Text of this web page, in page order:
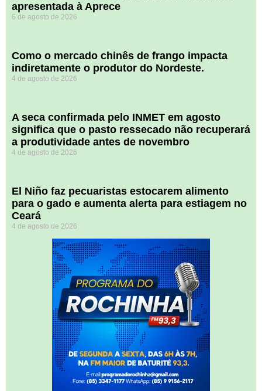
apresentada à Aprece
6 de agosto de 2026
​Como o mercado chinês de frango impacta
indiretamente o produtor do Nordeste.
4 de agosto de 2026
A seca confirmada pelo INMET em agosto
significa que o pasto ressecado não recuperará
a produtividade antes de novembro
4 de agosto de 2026
El Niño faz pecuaristas estocarem alimento
para o gado e aumenta alerta para estiagem no
Ceará
4 de agosto de 2026